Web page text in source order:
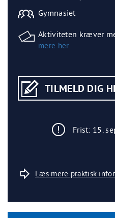
Gymnasiet
Aktiviteten kræver
mere her.
TILMELD DIG
Frist: 15.
Læs mere praktisk